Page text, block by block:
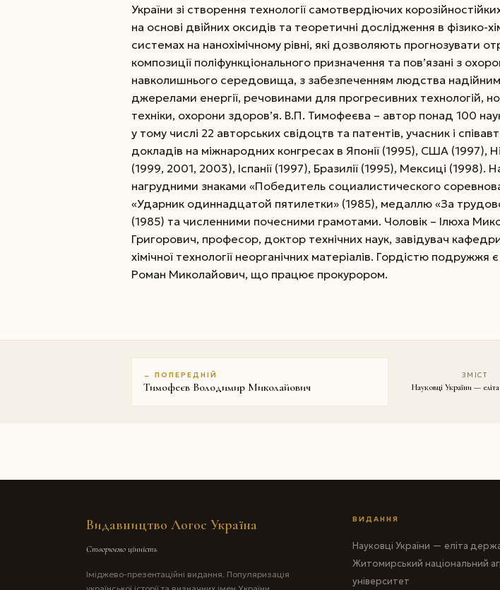
України зі створення технології самотвердіючих
на основі двійних оксидів та теоретичні дослідження в фізико-
системах на нанохімічному рівні, які дозволяють прогнозувати
композиції поліфункціонального призначення та пов’язані з
навколишнього середовища, з забезпеченням людства
джерелами енергії, речовинами для прогресивних технологій,
техніки, охорони здоров’я. В.П. Тимофеєва – автор понад 100
у тому числі 22 авторських свідоцтв та патентів, учасник і
докладів на міжнародних конгресах в Японії (1995), США (1997),
(1999, 2001, 2003), Іспанії (1997), Бразилії (1995), Мексиці (1998).
нагрудними знаками «Победитель социалистического
«Ударник одиннадцатой пятилетки» (1985), медаллю «За
(1985) та численними почесними грамотами. Чоловік – Ілюха
Григорович, професор, доктор технічних наук, завідувач кафед­ри
хімічної технології неорганічних матеріалів. Гордістю подружжя
Роман Миколайович, що працює прокурором.
← ПОПЕРЕДНІЙ
Тимофеєв Володимир Миколайович
ЗМІСТ
Науковці України —
Видавництво Логос Україна
Створюємо цінність
Іміджево-презентаційні видання. Популяризація
ВИДАННЯ
Науковці України — еліта
Житомирський національний
університет